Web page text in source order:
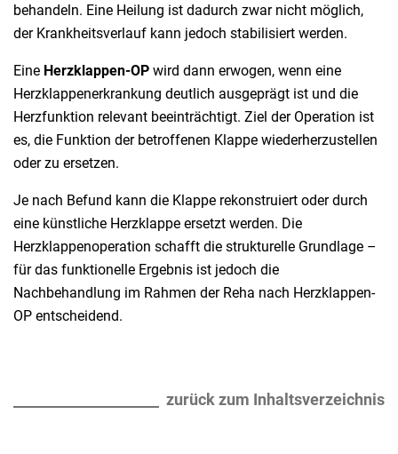
behandeln. Eine Heilung ist dadurch zwar nicht möglich,
der Krankheitsverlauf kann jedoch stabilisiert werden.
Eine Herzklappen-OP wird dann erwogen, wenn eine
Herzklappenerkrankung deutlich ausgeprägt ist und die
Herzfunktion relevant beeinträchtigt. Ziel der Operation ist
es, die Funktion der betroffenen Klappe wiederherzustellen
oder zu ersetzen.
Je nach Befund kann die Klappe rekonstruiert oder durch
eine künstliche Herzklappe ersetzt werden. Die
Herzklappenoperation schafft die strukturelle Grundlage –
für das funktionelle Ergebnis ist jedoch die
Nachbehandlung im Rahmen der Reha nach Herzklappen-
OP entscheidend.
zurück zum Inhaltsverzeichnis